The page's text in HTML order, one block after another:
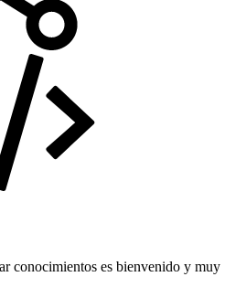
conocimientos es bienvenido y muy